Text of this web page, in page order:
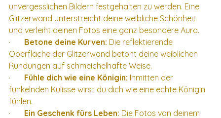
unvergesslichen Bildern festgehalten zu werden. Eine
Glitzerwand unterstreicht deine weibliche Schönheit
und verleiht deinen Fotos eine ganz besondere Aura.
· Betone deine Kurven: Die reflektierende
Oberfläche der Glitzerwand betont deine weiblichen
Rundungen auf schmeichelhafte Weise.
· Fühle dich wie eine Königin: Inmitten der
funkelnden Kulisse wirst du dich wie eine echte Königin
fühlen.
· Ein Geschenk fürs Leben: Die Fotos von deinem